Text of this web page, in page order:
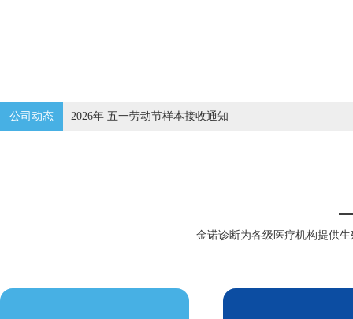
公司动态
金诺诊断为各级医疗机构提供